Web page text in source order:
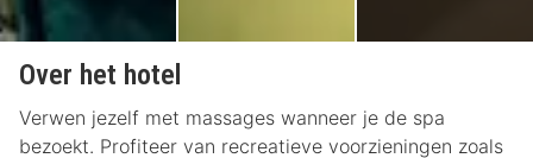
Over het hotel
Verwen jezelf met massages wanneer je de spa
bezoekt. Profiteer van recreatieve voorzieningen zoals